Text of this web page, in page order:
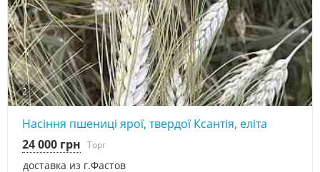
2
Насіння пшениці ярої, твердої Ксантія, еліта
доставка из г.Фастов
24 000 грн Торг